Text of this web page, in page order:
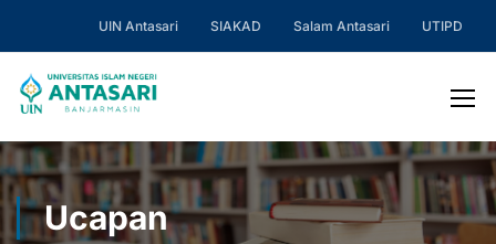
UIN Antasari SIAKAD Salam Antasari UTIPD
Ucapan